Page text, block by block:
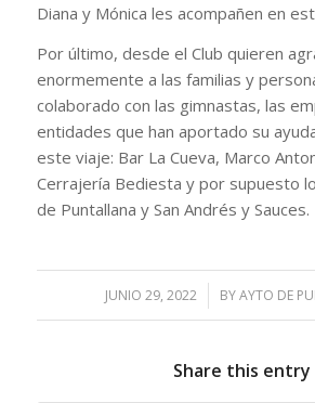
Diana y Mónica les acompañen en
Por último, desde el Club quieren
enormemente a las familias y
colaborado con las gimnastas, las
entidades que han aportado su
este viaje: Bar La Cueva, Marco
Cerrajería Bediesta y por supuesto
de Puntallana y San Andrés y Sauces.
JUNIO 29, 2022
/ BYAYTO DE
Share this entry